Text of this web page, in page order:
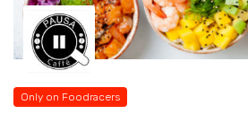
Only on Foodracers